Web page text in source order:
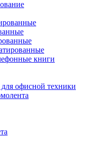
книги
офисной техники